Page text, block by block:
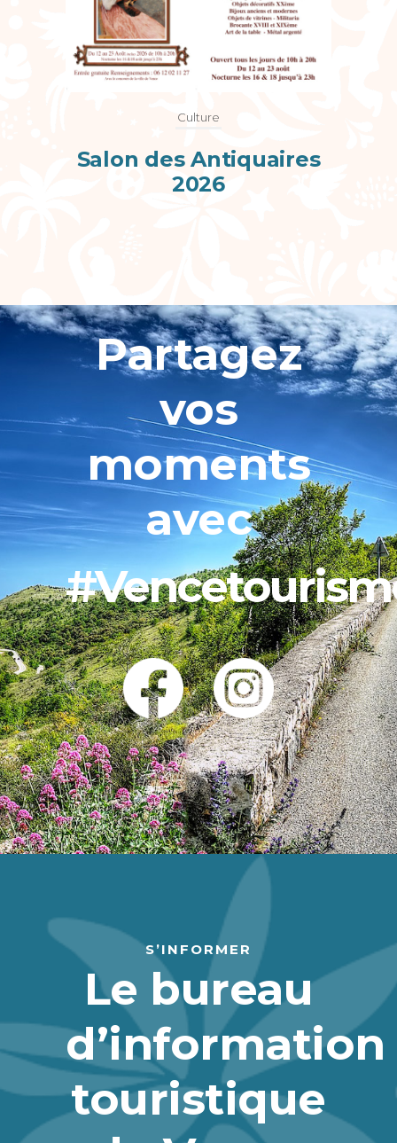
Culture
Salon des Antiquaires
2026
Partagez
vos
moments
avec
S’INFORMER
Le bureau
d’information
touristique